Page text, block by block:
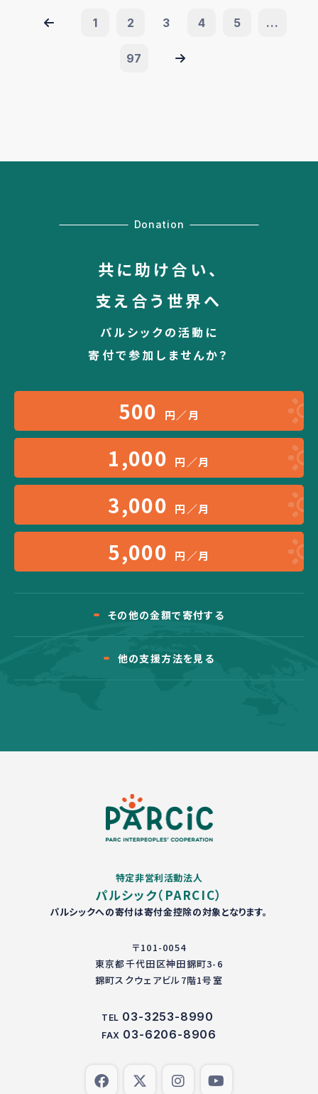
1 2 3 4 5 ...
97
Donation
共に助け合い、
支え合う世界へ
パルシックの活動に
寄付で参加しませんか？
500 円／月
1,000 円／月
3,000 円／月
5,000 円／月
その他の金額で寄付する
他の支援方法を見る
特定非営利活動法人
パルシック（PARCIC）
パルシックへの寄付は寄付金控除の対象となります。
〒101-0054
東京都千代田区神田錦町3-6
錦町スクウェアビル7階1号室
TEL 03-3253-8990
FAX 03-6206-8906